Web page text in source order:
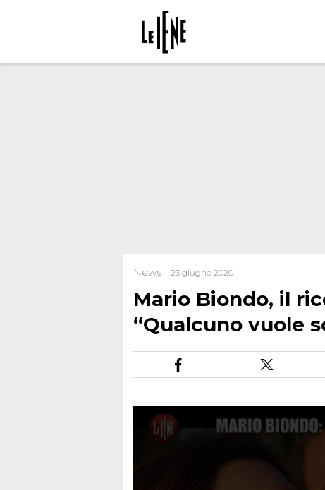
News | 23 giugno 2020
Mario Biondo, il
“Qualcuno vuole